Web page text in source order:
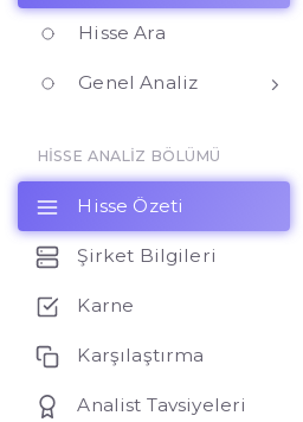
Hisse Ara
Genel Analiz
HİSSE ANALİZ BÖLÜMÜ
Hisse Özeti
Şirket Bilgileri
Karne
Karşılaştırma
Analist Tavsiyeleri